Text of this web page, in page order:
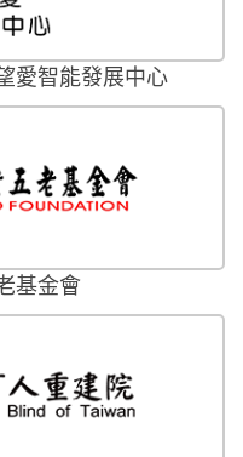
愛智能發展中心
基金會